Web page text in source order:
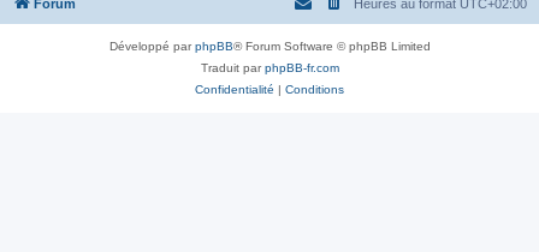
e
Forum Heures au format UTC+02:00
Développé parphpBB® Forum Software © phpBB Limited
Traduit parphpBB-fr.com
Confidentialité | Conditions